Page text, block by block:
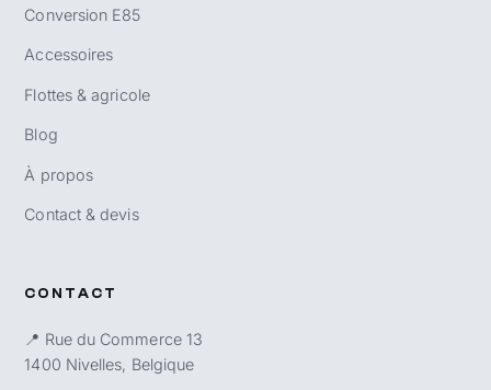
Conversion E85
Accessoires
Flottes & agricole
Blog
À propos
Contact & devis
CONTACT
📍 Rue du Commerce 13
1400 Nivelles, Belgique